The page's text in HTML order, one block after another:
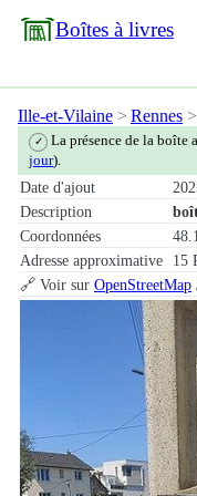
Boîtes à livres
Ille-et-Vilaine Rennes
✓ La présence de la boîte
jour).
Date d'ajout
Description
Coordonnées
Adresse approximative
15
🔗 Voir sur OpenStreetMap